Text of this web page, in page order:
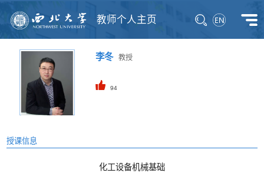
教师个人主页
李冬教授
94
授课信息
化工设备机械基础